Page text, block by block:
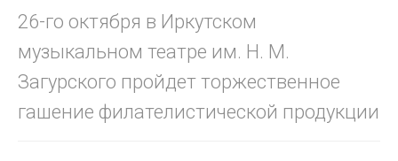
26-го октября в Иркутском
музыкальном театре им. Н. М.
Загурского пройдет торжественное
гашение филателистической продукции